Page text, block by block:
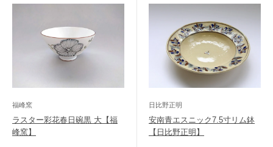
福峰窯
ラスター彩花春日碗黒 大【福
峰窯】
日比野正明
安南青エスニック7.5寸リム鉢
【日比野正明】